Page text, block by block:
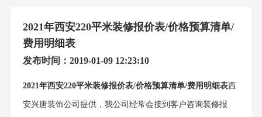
2021年西安220平米装修报价表/价格预算清单/
费用明细表
发布时间：2019-01-09 12:23:10
2021年西安220平米装修报价表/价格预算清单/费用明细表西
安兴唐装饰公司提供，我公司经常会接到客户咨询装修报